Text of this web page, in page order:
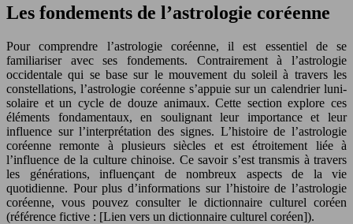
Les fondements de l’astrologie coréenne
Pour comprendre l’astrologie coréenne, il est essentiel de se
familiariser avec ses fondements. Contrairement à l’astrologie
occidentale qui se base sur le mouvement du soleil à travers les
constellations, l’astrologie coréenne s’appuie sur un calendrier luni-
solaire et un cycle de douze animaux. Cette section explore ces
éléments fondamentaux, en soulignant leur importance et leur
influence sur l’interprétation des signes. L’histoire de l’astrologie
coréenne remonte à plusieurs siècles et est étroitement liée à
l’influence de la culture chinoise. Ce savoir s’est transmis à travers
les générations, influençant de nombreux aspects de la vie
quotidienne. Pour plus d’informations sur l’histoire de l’astrologie
coréenne, vous pouvez consulter le dictionnaire culturel coréen
(référence fictive : [Lien vers un dictionnaire culturel coréen]).